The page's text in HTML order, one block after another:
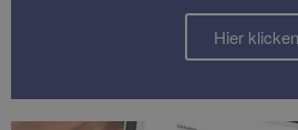
Hier klicken